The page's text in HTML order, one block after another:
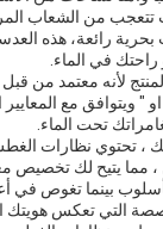
تتعجب من الشعاب
رائعة، هذه
في الماء.
لأنه معتمد من
ويتوافق مع المعايير
تحت الماء.
، تحتوي نظارات
، مما يتيح لك تخصيص
بينما تغوص في
التي تعكس هويتك